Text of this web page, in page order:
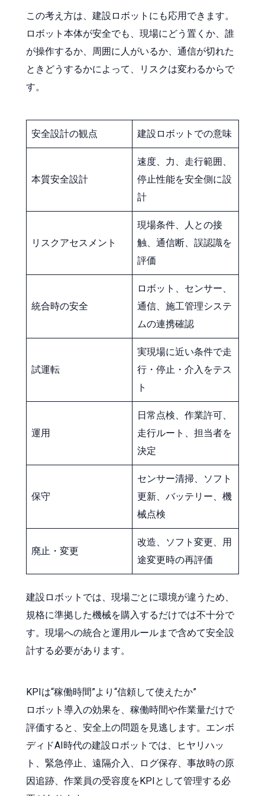
この考え方は、建設ロボットにも応用できます。
ロボット本体が安全でも、現場にどう置くか、誰
が操作するか、周囲に人がいるか、通信が切れた
ときどうするかによって、リスクは変わるからで
す。
安全設計の観点 建設ロボットでの意味
本質安全設計
速度、力、走行範囲、
停止性能を安全側に設
計
リスクアセスメント
現場条件、人との接
触、通信断、誤認識を
評価
統合時の安全
ロボット、センサー、
通信、施工管理システ
ムの連携確認
試運転
実現場に近い条件で走
行・停止・介入をテス
ト
運用
日常点検、作業許可、
走行ルート、担当者を
決定
保守
センサー清掃、ソフト
更新、バッテリー、機
械点検
廃止・変更
改造、ソフト変更、用
途変更時の再評価
建設ロボットでは、現場ごとに環境が違うため、
規格に準拠した機械を購入するだけでは不十分で
す。現場への統合と運用ルールまで含めて安全設
計する必要があります。
KPIは“稼働時間”より“信頼して使えたか”
ロボット導入の効果を、稼働時間や作業量だけで
評価すると、安全上の問題を見逃します。エンボ
ディドAI時代の建設ロボットでは、ヒヤリハッ
ト、緊急停止、遠隔介入、ログ保存、事故時の原
因追跡、作業員の受容度をKPIとして管理する必